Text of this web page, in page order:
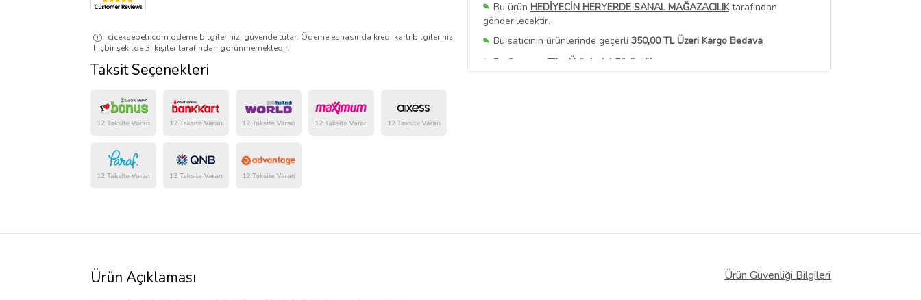
Bu ürün HEDİYECİN HERYERDE SANAL MAĞAZACILIKtarafından
gönderilecektir.
Bu satıcının ürünlerinde geçerli 350,00 TL Üzeri Kargo Bedava
Bu Satıcının Tüm Ürünlerini Görüntüle
ciceksepeti.com ödeme bilgilerinizi güvende tutar. Ödeme esnasında kredi kartı bilgileriniz
hiçbir şekilde 3. kişiler tarafından görünmemektedir.
Taksit Seçenekleri
Ürün Açıklaması Ürün Güvenliği Bilgileri